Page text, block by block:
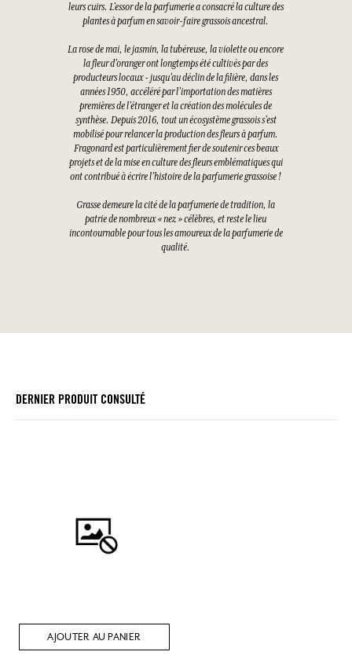
leurs cuirs. L’essor de la parfumerie a consacré la culture des
plantes à parfum en savoir-faire grassois ancestral.
La rose de mai, le jasmin, la tubéreuse, la violette ou encore
la fleur d’oranger ont longtemps été cultivés par des
producteurs locaux - jusqu’au déclin de la filière, dans les
années 1950, accéléré par l’importation des matières
premières de l’étranger et la création des molécules de
synthèse. Depuis 2016, tout un écosystème grassois s’est
mobilisé pour relancer la production des fleurs à parfum.
Fragonard est particulièrement fier de soutenir ces beaux
projets et de la mise en culture des fleurs emblématiques qui
ont contribué à écrire l’histoire de la parfumerie grassoise !
Grasse demeure la cité de la parfumerie de tradition, la
patrie de nombreux « nez » célèbres, et reste le lieu
incontournable pour tous les amoureux de la parfumerie de
qualité.
DERNIER PRODUIT CONSULTÉ
AJOUTER AU PANIER